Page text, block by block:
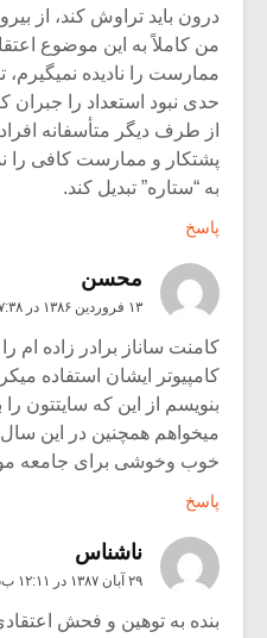
درون باید تراوش کند، از
من کاملاً به این موضوع
ممارست را نادیده نمیگیرم،
حدی نبود استعداد را جبران
از طرف دیگر متأسفانه
پشتکار و ممارست کافی را
به “ستاره” تبدیل کند.
پاسخ
محسن
۱۳ فروردین ۱۳۸۶ در ۷:۳۸ ق٫ظ
کامنت ساناز برادر زاده ام
کامپیوتر ایشان استفاده
بنویسم از این که سایتتون
میخواهم همچنین در این
خوب وخوشی برای جامعه
پاسخ
ناشناس
۲۹ آبان ۱۳۸۷ در ۱۲:۱۱ ب٫ظ
بنده به توهین و فحش